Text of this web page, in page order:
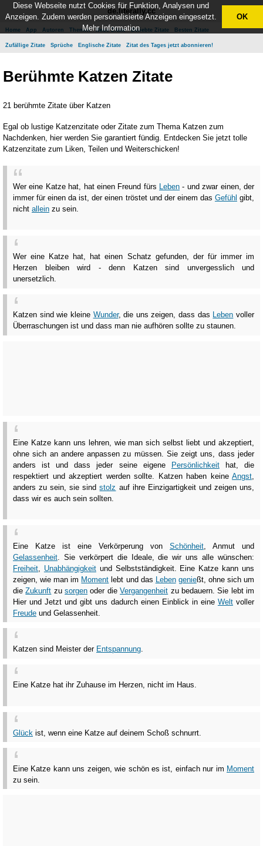
de.literally.cc
Home App Autoren Themen Neue Zitate Beliebte Zitate Besten Zitate
Zufällige Zitate Sprüche Englische Zitate Zitat des Tages jetzt abonnieren!
Berühmte Katzen Zitate
21 berühmte Zitate über Katzen
Egal ob lustige Katzenzitate oder Zitate zum Thema Katzen zum
Nachdenken, hier werden Sie garantiert fündig. Entdecken Sie jetzt tolle
Katzenzitate zum Liken, Teilen und Weiterschicken!
Wer eine Katze hat, hat einen Freund fürs Leben - und zwar einen, der
immer für einen da ist, der einen tröstet und der einem das Gefühl gibt,
nicht allein zu sein.
Wer eine Katze hat, hat einen Schatz gefunden, der für immer im
Herzen bleiben wird - denn Katzen sind unvergesslich und
unersetzlich.
Katzen sind wie kleine Wunder, die uns zeigen, dass das Leben voller
Überraschungen ist und dass man nie aufhören sollte zu staunen.
Eine Katze kann uns lehren, wie man sich selbst liebt und akzeptiert,
ohne sich an andere anpassen zu müssen. Sie zeigt uns, dass jeder
anders ist und dass jeder seine eigene Persönlichkeithat, die
respektiert und akzeptiert werden sollte. Katzen haben keine Angst
anders zu sein, sie sindstolz auf ihre Einzigartigkeit und zeigen uns,
dass wir es auch sein sollten.
Eine Katze ist eine Verkörperung von Schönheit , Anmut und
Gelassenheit . Sie verkörpert die Ideale, die wir uns alle wünschen:
Freiheit
Unabhängigkeitund Selbstständigkeit. Eine Katze kann uns
zeigen, wie man im Moment lebt und das Leben genießt, ohne sich um
dieZukunft zusorgen oder dieVergangenheit zu bedauern. Sie lebt im
Hier und Jetzt und gibt uns dadurch einen Einblick in eine Weltvoller
Freude und Gelassenheit.
Katzen sind Meister der Entspannung.
Eine Katze hat ihr Zuhause im Herzen, nicht im Haus.
Glück ist, wenn eine Katze auf deinem Schoß schnurrt.
Eine Katze kann uns zeigen, wie schön es ist, einfach nur im Moment
zu sein.
Diese Webseite nutzt Cookies für Funktion, Analysen und
Anzeigen. Zudem werden personalisierte Anzeigen eingesetzt.
Mehr Information
OK